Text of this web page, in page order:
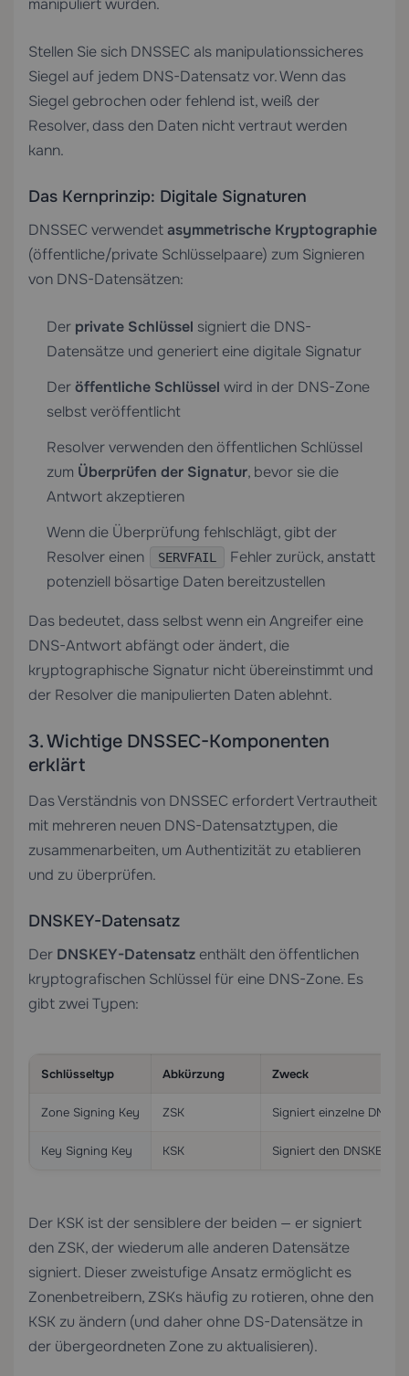
manipuliert wurden.
Stellen Sie sich DNSSEC als manipulationssicheres
Siegel auf jedem DNS-Datensatz vor. Wenn das
Siegel gebrochen oder fehlend ist, weiß der
Resolver, dass den Daten nicht vertraut werden
kann.
Das Kernprinzip: Digitale Signaturen
DNSSEC verwendetasymmetrische Kryptographie
(öffentliche/private Schlüsselpaare) zum Signieren
von DNS-Datensätzen:
Der private Schlüssel signiert die DNS-
Datensätze und generiert eine digitale Signatur
Deröffentliche Schlüssel wird in der DNS-Zone
selbst veröffentlicht
Resolver verwenden den öffentlichen Schlüssel
zum Überprüfen der Signatur, bevor sie die
Antwort akzeptieren
Wenn die Überprüfung fehlschlägt, gibt der
Resolver einen
SERVFAIL
Fehler zurück, anstatt
potenziell bösartige Daten bereitzustellen
Das bedeutet, dass selbst wenn ein Angreifer eine
DNS-Antwort abfängt oder ändert, die
kryptographische Signatur nicht übereinstimmt und
der Resolver die manipulierten Daten ablehnt.
3. Wichtige DNSSEC-Komponenten
erklärt
Das Verständnis von DNSSEC erfordert Vertrautheit
mit mehreren neuen DNS-Datensatztypen, die
zusammenarbeiten, um Authentizität zu etablieren
und zu überprüfen.
DNSKEY-Datensatz
Der DNSKEY-Datensatz enthält den öffentlichen
kryptografischen Schlüssel für eine DNS-Zone. Es
gibt zwei Typen:
Schlüsseltyp Abkürzung Zweck
Zone Signing Key ZSK Signiert einzelne DNS-
Key Signing Key KSK Signiert den DNSKEY-
Der KSK ist der sensiblere der beiden — er signiert
den ZSK, der wiederum alle anderen Datensätze
signiert. Dieser zweistufige Ansatz ermöglicht es
Zonenbetreibern, ZSKs häufig zu rotieren, ohne den
KSK zu ändern (und daher ohne DS-Datensätze in
der übergeordneten Zone zu aktualisieren).